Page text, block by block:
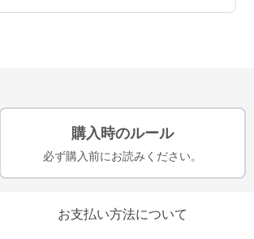
購入時のルール
必ず購入前にお読みください。
お支払い方法について